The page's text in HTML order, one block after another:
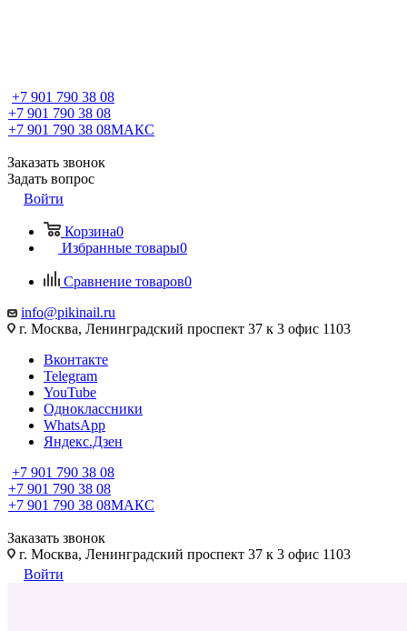
+7 901 790 38 08
+7 901 790 38 08
+7 901 790 38 08МАКС
Заказать звонок
Задать вопрос
Войти
Корзина0
Избранные товары0
Сравнение товаров0
info@pikinail.ru
г. Москва, Ленинградский проспект 37 к 3 офис 1103
Вконтакте
Telegram
YouTube
Одноклассники
WhatsApp
Яндекс.Дзен
+7 901 790 38 08
+7 901 790 38 08
+7 901 790 38 08МАКС
Заказать звонок
г. Москва, Ленинградский проспект 37 к 3 офис 1103
Войти